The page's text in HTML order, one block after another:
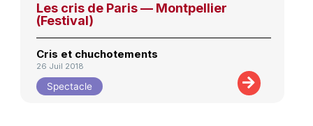
Les cris de Paris — Montpellier
(Festival)
Cris et chuchotements
26 Juil 2018
Spectacle